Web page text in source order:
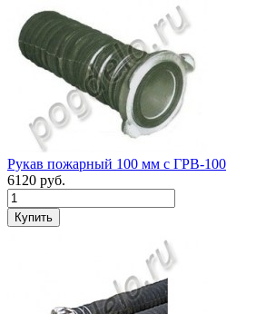
Рукав пожарный 100 мм с ГРВ-100
6120 руб.